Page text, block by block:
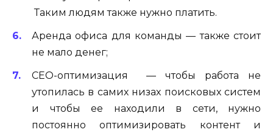
Таким людям также нужно платить.
Аренда офиса для команды — также стоит
не мало денег;
СЕО-оптимизация — чтобы работа не
утопилась в самих низах поисковых систем
и чтобы ее находили в сети, нужно
постоянно оптимизировать контент и